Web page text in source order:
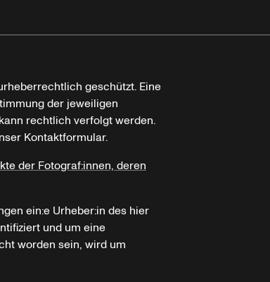
geschützt. Eine
der jeweiligen
rechtlich verfolgt werden.
Kontaktformular.
der Fotograf:innen, deren
ein:e Urheber:in des hier
und um eine
worden sein, wird um